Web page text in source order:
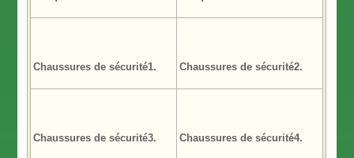
Chaussures de sécurité1. Chaussures de sécurité2.
Chaussures de sécurité3. Chaussures de sécurité4.